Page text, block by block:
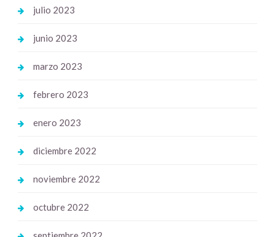
julio 2023
junio 2023
marzo 2023
febrero 2023
enero 2023
diciembre 2022
noviembre 2022
octubre 2022